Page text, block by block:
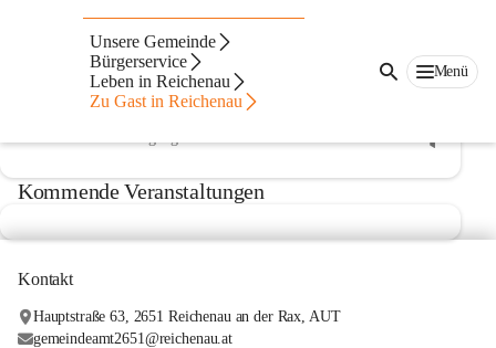
Unsere Gemeinde
Bürgerservice
Leben in Reichenau
Zu Gast in Reichenau
Menü
Veranstaltungen und
Events
Kommende Veranstaltungen
Kontakt
Hauptstraße 63, 2651 Reichenau an der Rax, AUT
gemeindeamt2651@reichenau.at